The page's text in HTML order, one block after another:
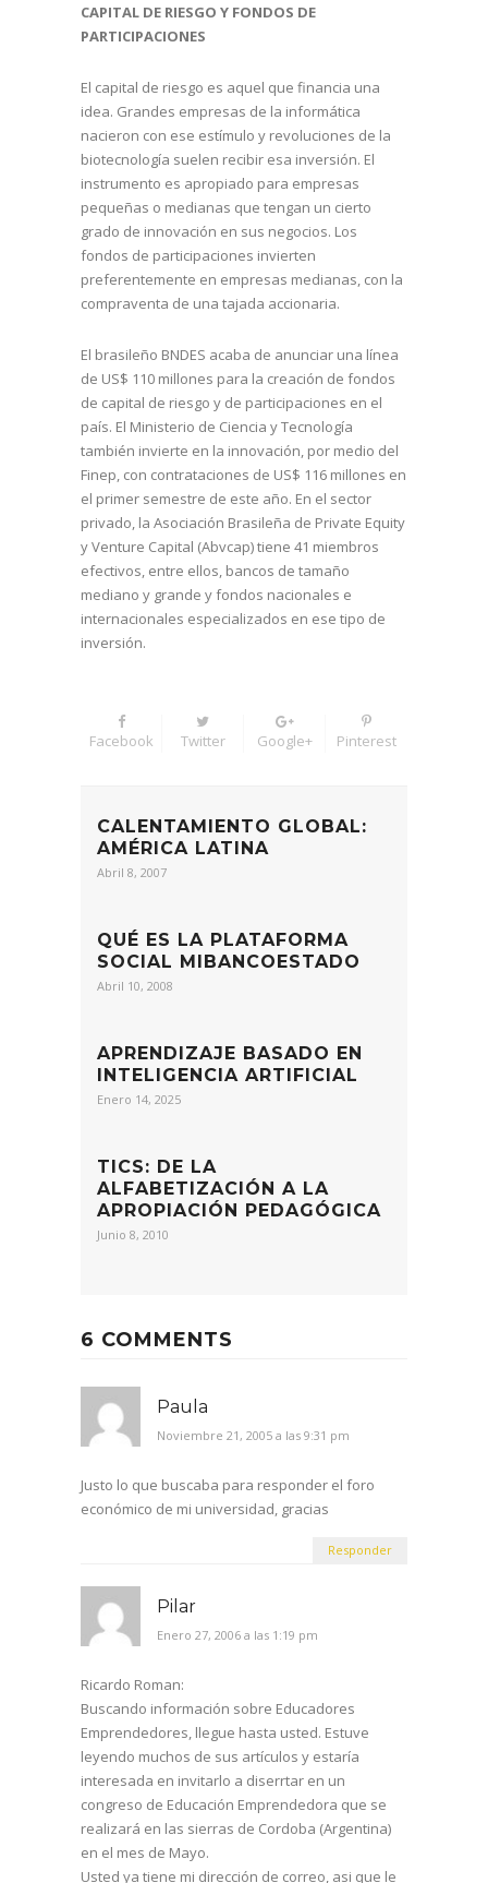
CAPITAL DE RIESGO Y FONDOS DE
PARTICIPACIONES
El capital de riesgo es aquel que financia una
idea. Grandes empresas de la informática
nacieron con ese estímulo y revoluciones de la
biotecnología suelen recibir esa inversión. El
instrumento es apropiado para empresas
pequeñas o medianas que tengan un cierto
grado de innovación en sus negocios. Los
fondos de participaciones invierten
preferentemente en empresas medianas, con la
compraventa de una tajada accionaria.
El brasileño BNDES acaba de anunciar una línea
de US$ 110 millones para la creación de fondos
de capital de riesgo y de participaciones en el
país. El Ministerio de Ciencia y Tecnología
también invierte en la innovación, por medio del
Finep, con contrataciones de US$ 116 millones en
el primer semestre de este año. En el sector
privado, la Asociación Brasileña de Private Equity
y Venture Capital (Abvcap) tiene 41 miembros
efectivos, entre ellos, bancos de tamaño
mediano y grande y fondos nacionales e
internacionales especializados en ese tipo de
inversión.
Facebook Twitter Google+ Pinterest
CALENTAMIENTO GLOBAL:
AMÉRICA LATINA
Abril 8, 2007
QUÉ ES LA PLATAFORMA
SOCIAL MIBANCOESTADO
Abril 10, 2008
APRENDIZAJE BASADO EN
INTELIGENCIA ARTIFICIAL
Enero 14, 2025
TICS: DE LA
ALFABETIZACIÓN A LA
APROPIACIÓN PEDAGÓGICA
Junio 8, 2010
6 COMMENTS
Paula
Noviembre 21, 2005 a las 9:31 pm
Justo lo que buscaba para responder el foro
económico de mi universidad, gracias
Responder
Pilar
Enero 27, 2006 a las 1:19 pm
Ricardo Roman:
Buscando información sobre Educadores
Emprendedores, llegue hasta usted. Estuve
leyendo muchos de sus artículos y estaría
interesada en invitarlo a diserrtar en un
congreso de Educación Emprendedora que se
realizará en las sierras de Cordoba (Argentina)
en el mes de Mayo.
Usted ya tiene mi dirección de correo, asi que le